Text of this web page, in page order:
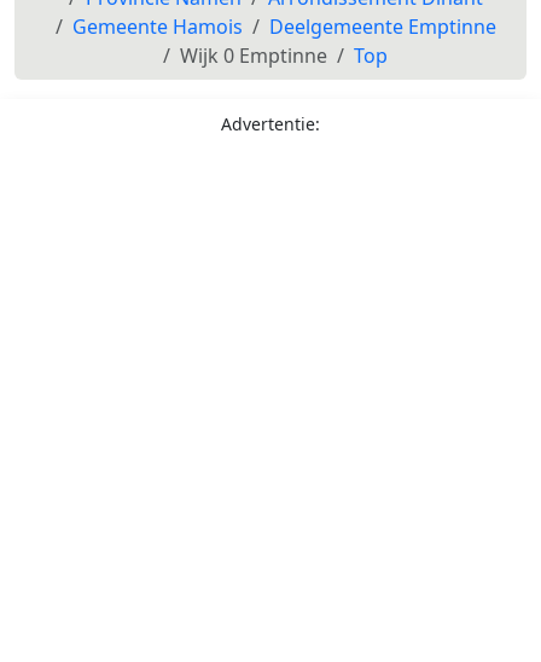
Gemeente Hamois
Deelgemeente Emptinne
Wijk 0 Emptinne
Top
Advertentie: